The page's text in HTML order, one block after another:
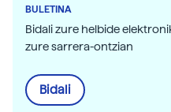
BULETINA
Bidali zure helbide
zure sarrera-ontzian
Bidali